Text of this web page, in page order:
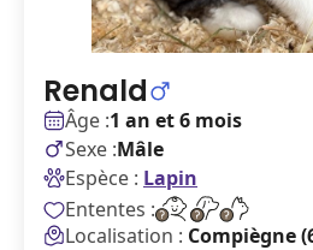
Renald
Âge :1 an et 6 mois
Sexe :Mâle
Espèce : Lapin
Ententes :
Localisation : Compiègne